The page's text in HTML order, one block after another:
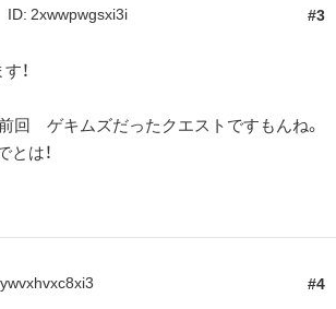
3
ID: 2xwwpwgsxi3i
！
回 ゲキムズだったクエストですもんね。
とは！
4